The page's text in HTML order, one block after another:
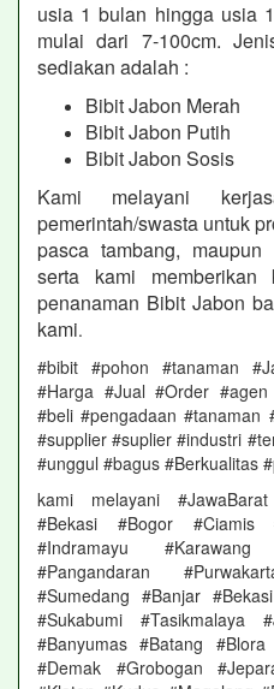
usia 1 bulan hingga usia
mulai dari 7-100cm.
sediakan adalah :
Bibit Jabon Merah
Bibit Jabon Putih
Bibit Jabon Sosis
Kami melayani
pemerintah/swasta untuk
pasca tambang,
serta kami memberikan
penanaman Bibit Jabon
kami.
#bibit #pohon #tanaman
#Harga #Jual #Order
#beli #pengadaan #tanaman
#supplier #suplier #industri
#unggul #bagus #Berkualitas
kami melayani
#Bekasi #Bogor #Ciamis
#Indramayu
#Pangandaran
#Sumedang #Banjar
#Sukabumi #Tasikmalaya
#Banyumas #Batang
#Demak #Grobogan